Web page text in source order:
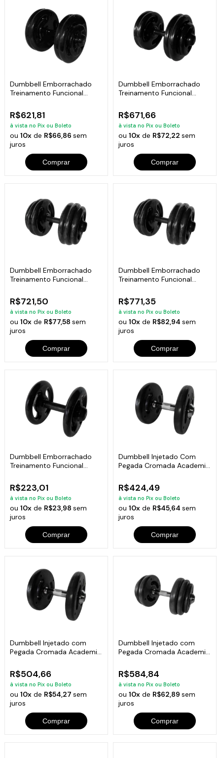
Dumbbell Emborrachado
Treinamento Funcional
R$621,81
à vista no Pix ou Boleto
ou10x de R$66,86sem
juros
Comprar
Dumbbell Emborrachado
Treinamento Funcional
R$671,66
à vista no Pix ou Boleto
ou 10xde R$72,22 sem
juros
Comprar
Dumbbell Emborrachado
Treinamento Funcional
R$721,50
à vista no Pix ou Boleto
ou10x de R$77,58sem
juros
Comprar
Dumbbell Emborrachado
Treinamento Funcional
R$771,35
à vista no Pix ou Boleto
ou 10xde R$82,94 sem
juros
Comprar
Dumbbell Emborrachado
Treinamento Funcional
R$223,01
à vista no Pix ou Boleto
ou10x de R$23,98sem
juros
Comprar
Dumbbell Injetado Com
Pegada Cromada Academia
R$424,49
à vista no Pix ou Boleto
ou 10xde R$45,64 sem
juros
Comprar
Dumbbell Injetado com
Pegada Cromada Academia
R$504,66
à vista no Pix ou Boleto
ou10x de R$54,27sem
juros
Comprar
Dumbbell Injetado com
Pegada Cromada Academia
R$584,84
à vista no Pix ou Boleto
ou 10xde R$62,89 sem
juros
Comprar